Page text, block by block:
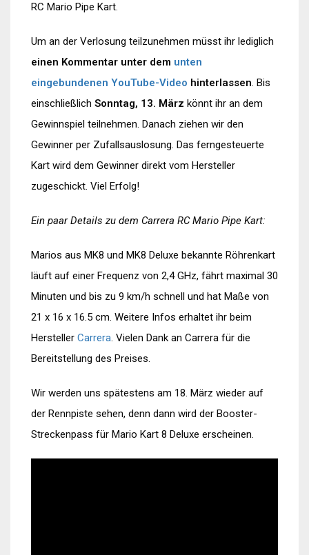
RC Mario Pipe Kart.
Um an der Verlosung teilzunehmen müsst ihr lediglich
einen Kommentar unter dem unten
eingebundenen YouTube-Video hinterlassen. Bis
einschließlich Sonntag, 13. März könnt ihr an dem
Gewinnspiel teilnehmen. Danach ziehen wir den
Gewinner per Zufallsauslosung. Das ferngesteuerte
Kart wird dem Gewinner direkt vom Hersteller
zugeschickt. Viel Erfolg!
Ein paar Details zu dem Carrera RC Mario Pipe Kart:
Marios aus MK8 und MK8 Deluxe bekannte Röhrenkart
läuft auf einer Frequenz von 2,4 GHz, fährt maximal 30
Minuten und bis zu 9 km/h schnell und hat Maße von
21 x 16 x 16.5 cm. Weitere Infos erhaltet ihr beim
Hersteller Carrera. Vielen Dank an Carrera für die
Bereitstellung des Preises.
Wir werden uns spätestens am 18. März wieder auf
der Rennpiste sehen, denn dann wird der Booster-
Streckenpass für Mario Kart 8 Deluxe erscheinen.